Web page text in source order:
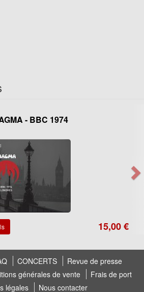
- BBC 1974
15,00 €
CONCERTS
Revue de presse
générales de vente
Frais de port
légales
Nous contacter